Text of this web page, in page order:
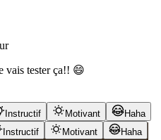
vais tester ça!! 😄
Instructif Motivant
Haha
Instructif Motivant
Haha